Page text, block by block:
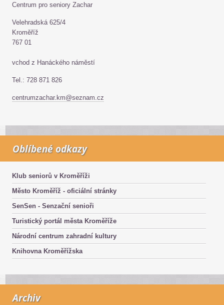
Centrum pro seniory Zachar
Velehradská 625/4
Kroměříž
767 01
vchod z Hanáckého náměstí
Tel.: 728 871 826
centrumzachar.km@seznam.cz
Oblíbené odkazy
Klub seniorů v Kroměříži
Město Kroměříž - oficiální stránky
SenSen - Senzační senioři
Turistický portál města Kroměříže
Národní centrum zahradní kultury
Knihovna Kroměřížska
Archiv